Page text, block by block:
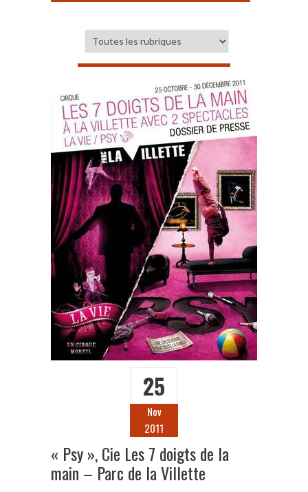
25
Nov
2011
« Psy », Cie Les 7 doigts de la
main – Parc de la Villette